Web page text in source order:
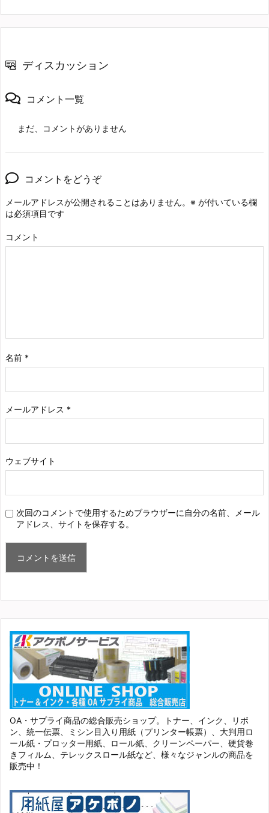
ディスカッション
コメント一覧
まだ、コメントがありません
コメントをどうぞ
メールアドレスが公開されることはありません。 ※ が付いている欄
は必須項目です
コメント
名前 *
メールアドレス *
ウェブサイト
次回のコメントで使用するためブラウザーに自分の名前、メール
アドレス、サイトを保存する。
OA・サプライ商品の総合販売ショップ。トナー、インク、リボ
ン、統一伝票、ミシン目入り用紙（プリンター帳票）、大判用ロ
ール紙・プロッター用紙、ロール紙、クリーンペーパー、硬貨巻
きフィルム、テレックスロール紙など、様々なジャンルの商品を
販売中！